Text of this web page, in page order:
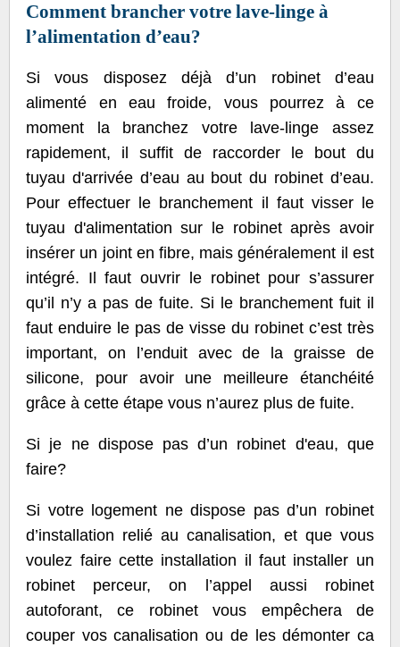
Comment brancher votre lave-linge à
l’alimentation d’eau?
Si vous disposez déjà d’un robinet d’eau
alimenté en eau froide, vous pourrez à ce
moment la branchez votre lave-linge assez
rapidement, il suffit de raccorder le bout du
tuyau d'arrivée d’eau au bout du robinet d’eau.
Pour effectuer le branchement il faut visser le
tuyau d'alimentation sur le robinet après avoir
insérer un joint en fibre, mais généralement il est
intégré. Il faut ouvrir le robinet pour s’assurer
qu’il n’y a pas de fuite. Si le branchement fuit il
faut enduire le pas de visse du robinet c’est très
important, on l’enduit avec de la graisse de
silicone, pour avoir une meilleure étanchéité
grâce à cette étape vous n’aurez plus de fuite.
Si je ne dispose pas d’un robinet d'eau, que
faire?
Si votre logement ne dispose pas d’un robinet
d’installation relié au canalisation, et que vous
voulez faire cette installation il faut installer un
robinet perceur, on l’appel aussi robinet
autoforant, ce robinet vous empêchera de
couper vos canalisation ou de les démonter ca